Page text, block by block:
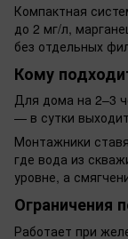
Компактная
до 2 мг/л,
без отдельных
Кому
Для дома на 2–3
— в сутки
Монтажники
где вода из
уровне, а
Ограничения
Работает при